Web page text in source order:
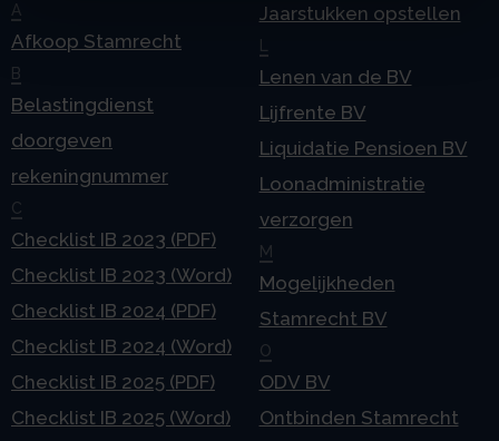
A
Afkoop Stamrecht
B
Belastingdienst
doorgeven
rekeningnummer
C
Checklist IB 2023 (PDF)
Checklist IB 2023 (Word)
Checklist IB 2024 (PDF)
Checklist IB 2024 (Word)
Checklist IB 2025 (PDF)
Checklist IB 2025 (Word)
Jaarstukken opstellen
L
Lenen van de BV
Lijfrente BV
Liquidatie Pensioen BV
Loonadministratie
verzorgen
M
Mogelijkheden
Stamrecht BV
O
ODV BV
Ontbinden Stamrecht